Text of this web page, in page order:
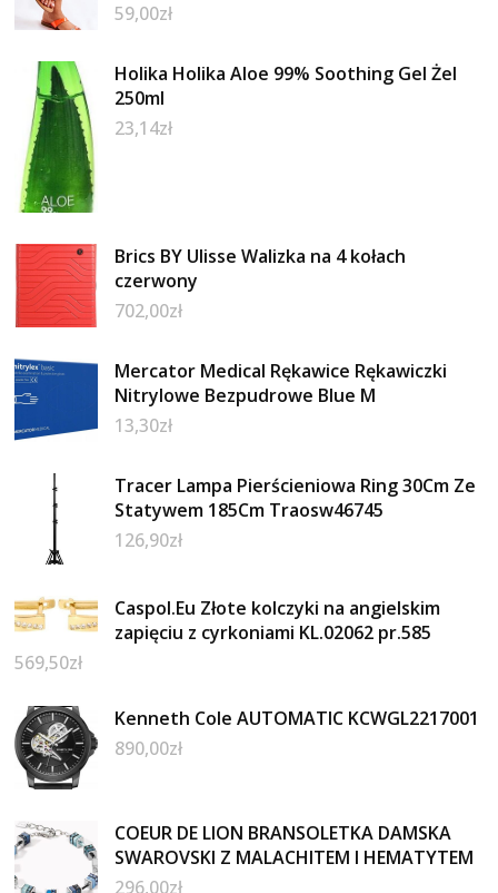
59,00zł
Holika Holika Aloe 99% Soothing Gel Żel
250ml
23,14zł
Brics BY Ulisse Walizka na 4 kołach
czerwony
702,00zł
Mercator Medical Rękawice Rękawiczki
Nitrylowe Bezpudrowe Blue M
13,30zł
Tracer Lampa Pierścieniowa Ring 30Cm Ze
Statywem 185Cm Traosw46745
126,90zł
Caspol.Eu Złote kolczyki na angielskim
zapięciu z cyrkoniami KL.02062 pr.585
569,50zł
Kenneth Cole AUTOMATIC KCWGL2217001
890,00zł
COEUR DE LION BRANSOLETKA DAMSKA
SWAROVSKI Z MALACHITEM I HEMATYTEM
296,00zł